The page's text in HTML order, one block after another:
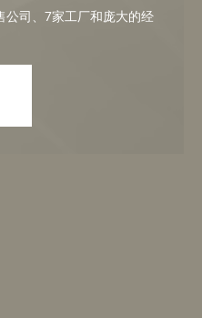
公司、7家工厂和庞大的经